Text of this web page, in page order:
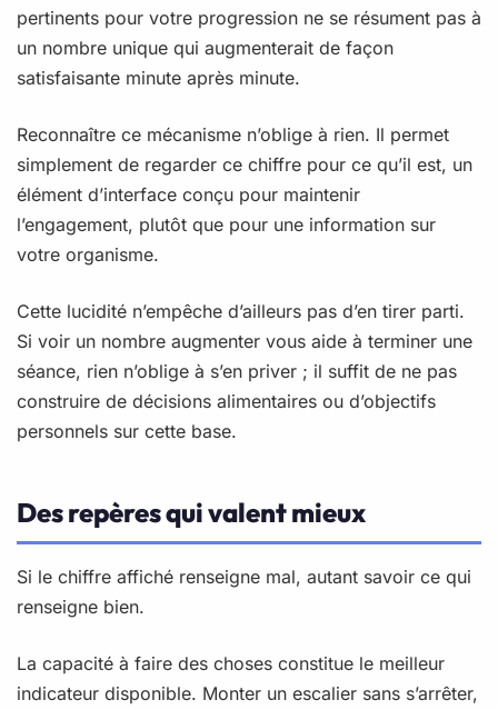
pertinents pour votre progression ne se résument pas à
un nombre unique qui augmenterait de façon
satisfaisante minute après minute.
Reconnaître ce mécanisme n’oblige à rien. Il permet
simplement de regarder ce chiffre pour ce qu’il est, un
élément d’interface conçu pour maintenir
l’engagement, plutôt que pour une information sur
votre organisme.
Cette lucidité n’empêche d’ailleurs pas d’en tirer parti.
Si voir un nombre augmenter vous aide à terminer une
séance, rien n’oblige à s’en priver ; il suffit de ne pas
construire de décisions alimentaires ou d’objectifs
personnels sur cette base.
Des repères qui valent mieux
Si le chiffre affiché renseigne mal, autant savoir ce qui
renseigne bien.
La capacité à faire des choses constitue le meilleur
indicateur disponible. Monter un escalier sans s’arrêter,